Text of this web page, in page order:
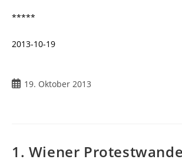
*****
2013-10-19
19. Oktober 2013
1. Wiener